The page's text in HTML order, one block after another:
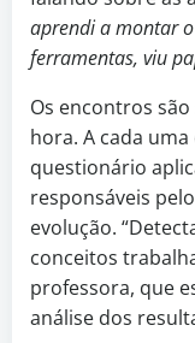
aprendi a montar
ferramentas, viu
Os encontros
hora. A cada
questionário
responsáveis
evolução.
conceitos
professora, que
análise dos